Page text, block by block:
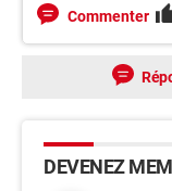
Commenter
DEVENEZ